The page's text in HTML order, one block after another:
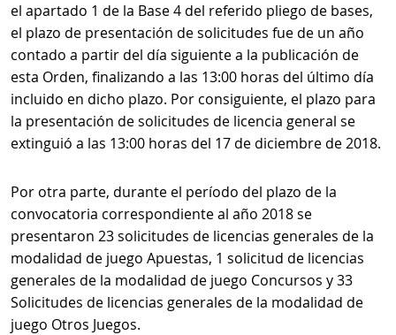
el apartado 1 de la Base 4 del referido pliego de bases,
el plazo de presentación de solicitudes fue de un año
contado a partir del día siguiente a la publicación de
esta Orden, finalizando a las 13:00 horas del último día
incluido en dicho plazo. Por consiguiente, el plazo para
la presentación de solicitudes de licencia general se
extinguió a las 13:00 horas del 17 de diciembre de 2018.
Por otra parte, durante el período del plazo de la
convocatoria correspondiente al año 2018 se
presentaron 23 solicitudes de licencias generales de la
modalidad de juego Apuestas, 1 solicitud de licencias
generales de la modalidad de juego Concursos y 33
Solicitudes de licencias generales de la modalidad de
juego Otros Juegos.